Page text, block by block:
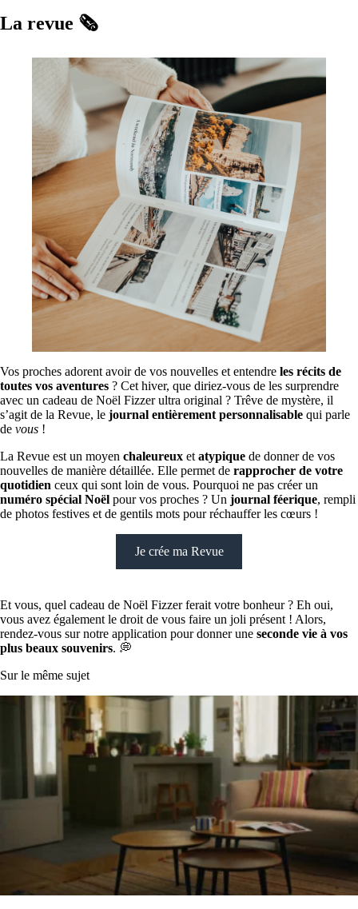
La revue 🗞
Vos proches adorent avoir de vos nouvelles et entendre les récits de
toutes vos aventures ? Cet hiver, que diriez-vous de les surprendre
avec un cadeau de Noël Fizzer ultra original ? Trêve de mystère, il
s’agit de la Revue, le journal entièrement personnalisable qui parle
de vous !
La Revue est un moyen chaleureux et atypique de donner de vos
nouvelles de manière détaillée. Elle permet de rapprocher de votre
quotidien ceux qui sont loin de vous. Pourquoi ne pas créer un
numéro spécial Noël pour vos proches ? Un journal féerique, rempli
de photos festives et de gentils mots pour réchauffer les cœurs !
Je crée ma Revue
Et vous, quel cadeau de Noël Fizzer ferait votre bonheur ? Eh oui,
vous avez également le droit de vous faire un joli présent ! Alors,
rendez-vous sur notre application pour donner une seconde vie à vos
plus beaux souvenirs. 💭
Sur le même sujet